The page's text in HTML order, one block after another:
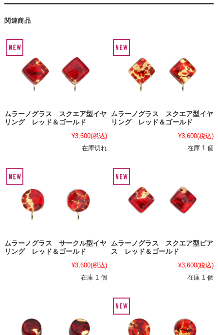
関連商品
ムラーノグラス スクエア型イヤ
リング レッド＆ゴールド
¥3,600(税込)
在庫切れ
ムラーノグラス スクエア型イヤ
リング レッド＆ゴールド
¥3,600(税込)
在庫 1 個
ムラーノグラス サークル型イヤ
リング レッド＆ゴールド
¥3,600(税込)
在庫 1 個
ムラーノグラス スクエア型ピア
ス レッド＆ゴールド
¥3,600(税込)
在庫 1 個